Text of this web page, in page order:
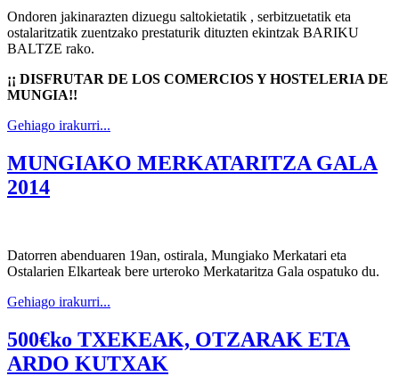
Ondoren jakinarazten dizuegu saltokietatik , serbitzuetatik eta
ostalaritzatik zuentzako prestaturik dituzten ekintzak BARIKU
BALTZE rako.
¡¡ DISFRUTAR DE LOS COMERCIOS Y HOSTELERIA DE
MUNGIA!!
Gehiago irakurri...
MUNGIAKO MERKATARITZA GALA
2014
Datorren abenduaren 19an, ostirala, Mungiako Merkatari eta
Ostalarien Elkarteak bere urteroko Merkataritza Gala ospatuko du.
Gehiago irakurri...
500€ko TXEKEAK, OTZARAK ETA
ARDO KUTXAK